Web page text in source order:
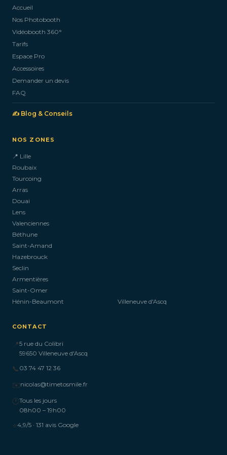
Accueil
Nos Photobooth
Vidéobooth 360°
Tarifs
Espace Pro
Accessoires
Demander un devis
FAQ
✍️ Blog & Conseils
NOS ZONES
📍 Lille
Roubaix
Tourcoing
Arras
Douai
Lens
Valenciennes
Béthune
Saint-Amand
Hazebrouck
Seclin
Armentières
Saint-Omer
Hénin-Beaumont
Villeneuve d'Ascq
CONTACT
📍5 rue du Colibri
59650 Villeneuve d'Ascq
📞 03 74 47 12 36
✉️nicolas@timetosmile.fr
🕐Tous les jours
08h00 – 19h00
⭐4,9/5 · 131 avis Google